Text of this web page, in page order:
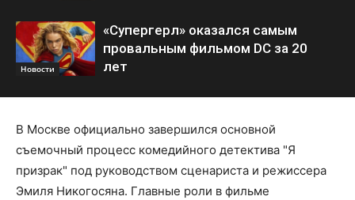
Новости
«Супергерл» оказался самым
провальным фильмом DC за 20
лет
В Москве официально завершился основной
съемочный процесс комедийного детектива "Я
призрак" под руководством сценариста и режиссера
Эмиля Никогосяна. Главные роли в фильме